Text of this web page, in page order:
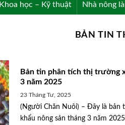
Khoa học – Kỹ thuật Nhà nông
BẢN TIN
Bản tin phân tích thị trường
3 năm 2025
23 Tháng Tư, 2025
(Người Chăn Nuôi) – Đây là
khẩu nông sản tháng 3 năm